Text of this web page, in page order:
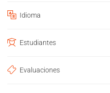
Idioma
Estudiantes
Evaluaciones